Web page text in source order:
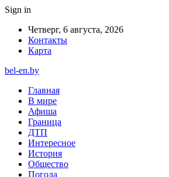
Sign in
Четверг, 6 августа, 2026
Контакты
Карта
bel-en.by
Главная
В мире
Афиша
Граница
ДТП
Интересное
История
Общество
Погода